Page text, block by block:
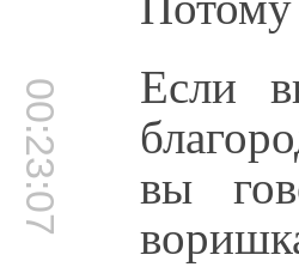
00:23:07 Если
вы